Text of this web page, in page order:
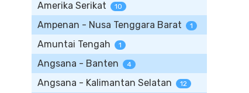
Amerika Serikat 10
Ampenan - Nusa Tenggara Barat 1
Amuntai Tengah 1
Angsana - Banten 4
Angsana - Kalimantan Selatan 12